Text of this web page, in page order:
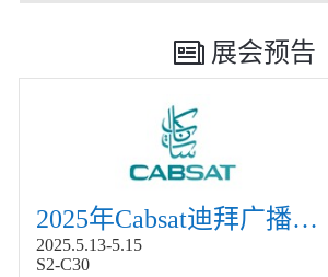
展会预告
2025年Cabsat迪拜广播电视展
2025.5.13-5.15
S2-C30